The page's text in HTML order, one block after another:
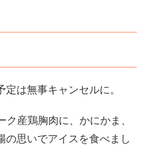
は無事キャンセルに。
産鶏胸肉に、かにかま、
の思いでアイスを食べまし